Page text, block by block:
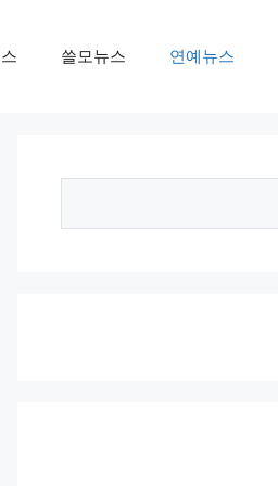
쓸모뉴스 연예뉴스